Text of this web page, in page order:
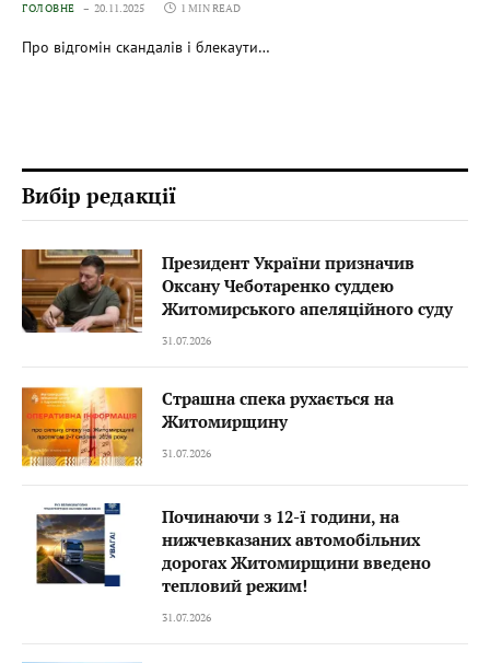
ГОЛОВНЕ 20.11.2025 1 MIN READ
Про відгомін скандалів і блекаути…
Вибір редакції
Президент України призначив
Оксану Чеботаренко суддею
Житомирського апеляційного суду
31.07.2026
Страшна спека рухається на
Житомирщину
31.07.2026
Починаючи з 12-ї години, на
нижчевказаних автомобільних
дорогах Житомирщини введено
тепловий режим!
31.07.2026